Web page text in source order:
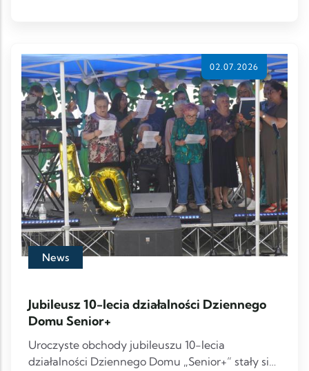
02.07.2026
News
Jubileusz 10-lecia działalności Dziennego
Domu Senior+
Uroczyste obchody jubileuszu 10-lecia
działalności Dziennego Domu „Senior+” stały się